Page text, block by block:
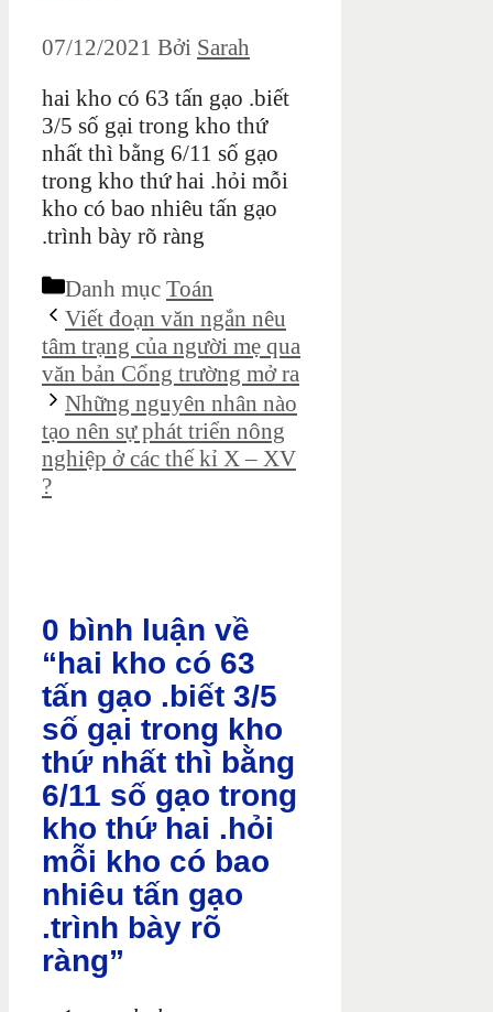
07/12/2021 Bởi Sarah
hai kho có 63 tấn gạo .biết
3/5 số gại trong kho thứ
nhất thì bằng 6/11 số gạo
trong kho thứ hai .hỏi mỗi
kho có bao nhiêu tấn gạo
.trình bày rõ ràng
Danh mục Toán
Viết đoạn văn ngắn nêu
tâm trạng của người mẹ qua
văn bản Cổng trường mở ra
Những nguyên nhân nào
tạo nên sự phát triển nông
nghiệp ở các thế kỉ X – XV
?
0 bình luận về
“hai kho có 63
tấn gạo .biết 3/5
số gại trong kho
thứ nhất thì bằng
6/11 số gạo trong
kho thứ hai .hỏi
mỗi kho có bao
nhiêu tấn gạo
.trình bày rõ
ràng”